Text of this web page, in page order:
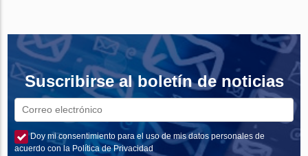
Suscribirse al boletín de noticias
Doy mi consentimiento para el uso de mis datos personales de
acuerdo con la Política de Privacidad